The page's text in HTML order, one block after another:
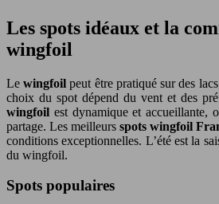
Les spots idéaux et la
wingfoil
Lewingfoilpeut être pratiqué sur des
choix du spot dépend du vent et des
wingfoil est dynamique et accueillante,
partage. Les meilleurs spots wingfoil
conditions exceptionnelles. L’été est la
du wingfoil.
Spots populaires